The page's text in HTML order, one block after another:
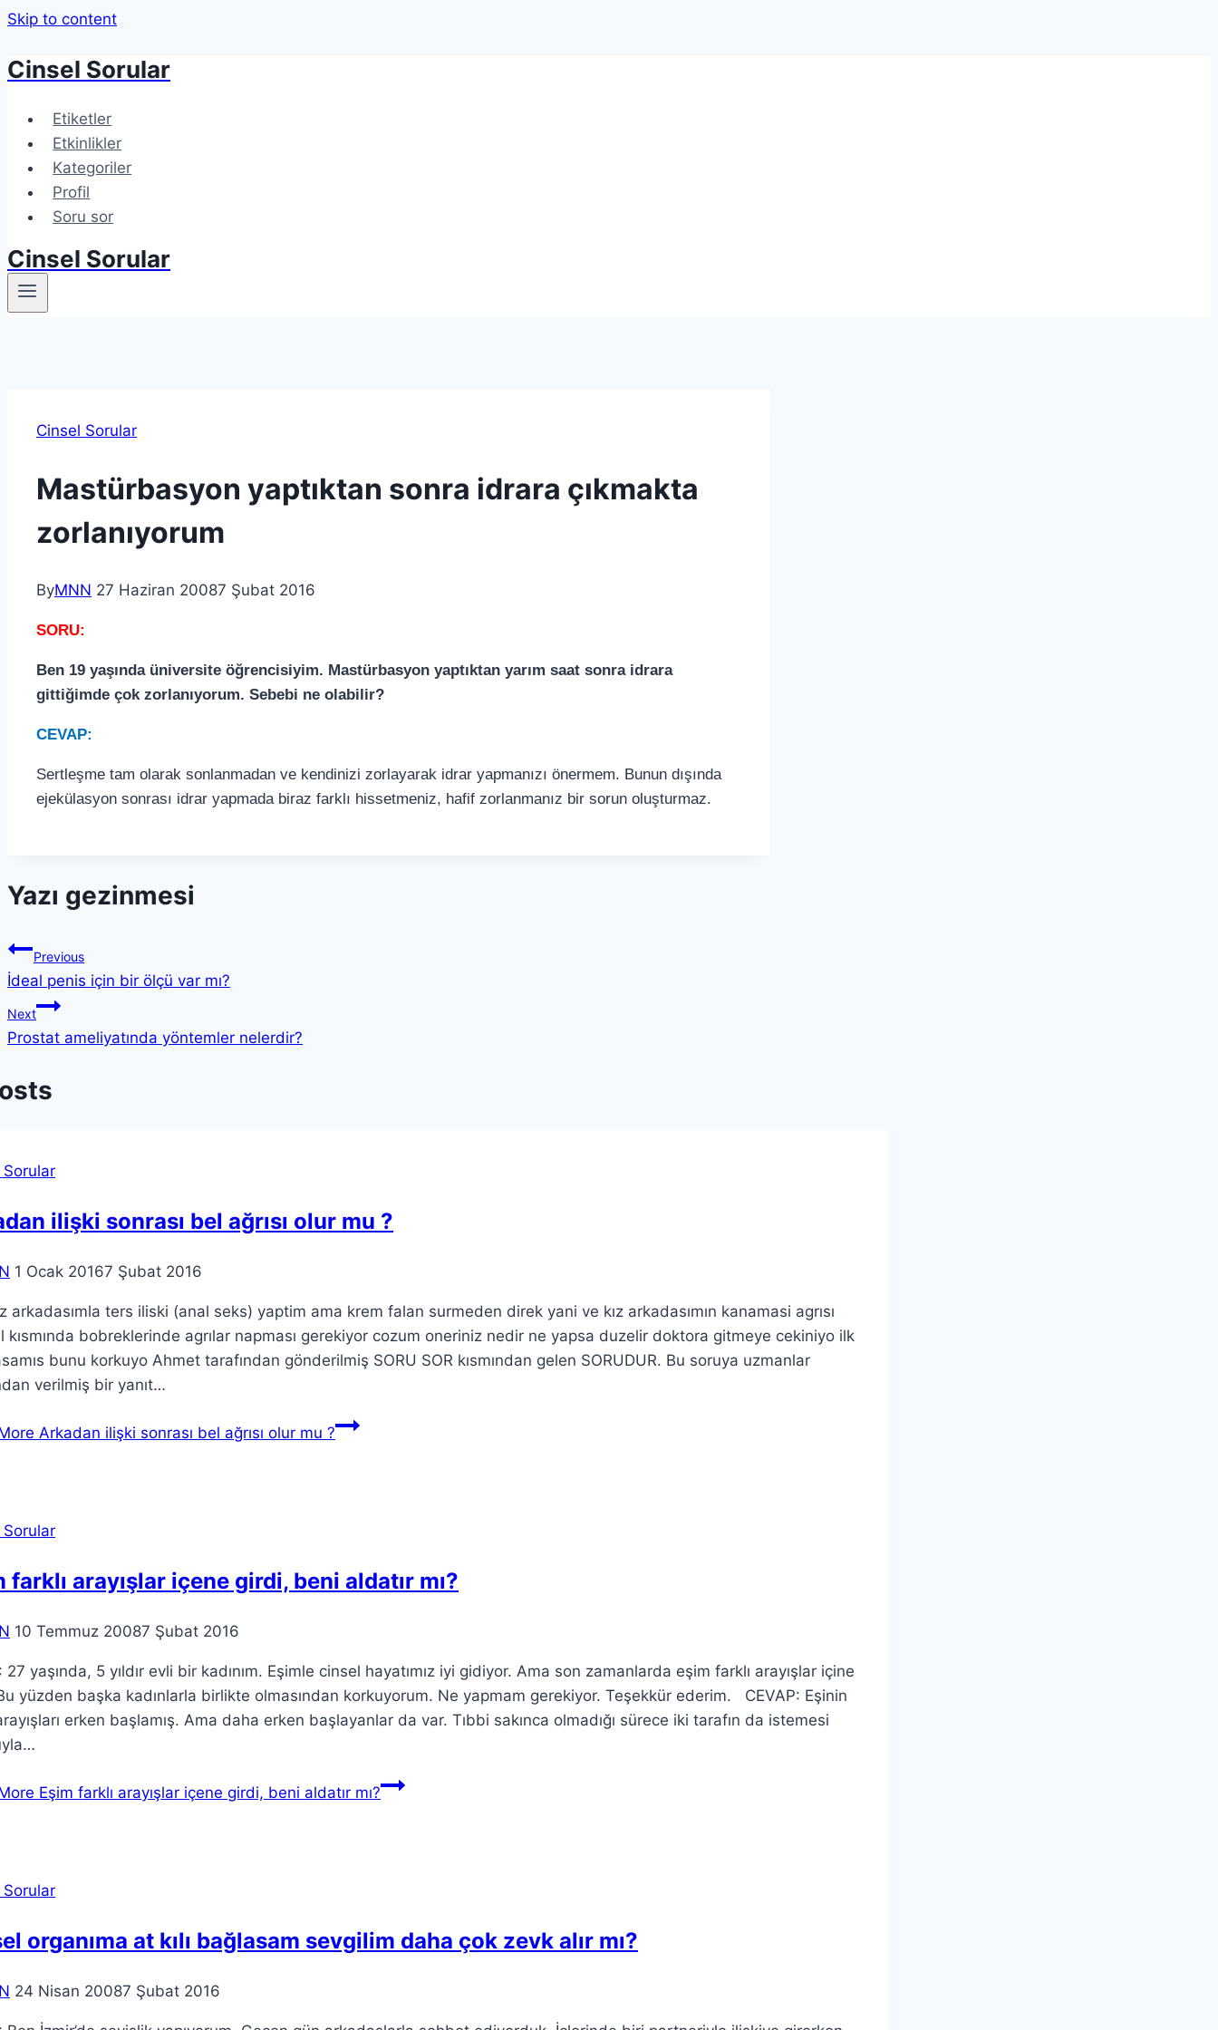
Skip to content
Cinsel Sorular
Etiketler
Etkinlikler
Kategoriler
Profil
Soru sor
Cinsel Sorular
Cinsel Sorular
Mastürbasyon yaptıktan sonra idrara çıkmakta
zorlanıyorum
ByMNN 27 Haziran 20087 Şubat 2016
SORU:
Ben 19 yaşında üniversite öğrencisiyim. Mastürbasyon yaptıktan yarım saat sonra idrara
gittiğimde çok zorlanıyorum. Sebebi ne olabilir?
CEVAP:
Sertleşme tam olarak sonlanmadan ve kendinizi zorlayarak idrar yapmanızı önermem. Bunun dışında
ejekülasyon sonrası idrar yapmada biraz farklı hissetmeniz, hafif zorlanmanız bir sorun oluşturmaz.
Yazı gezinmesi
Previous
İdeal penis için bir ölçü var mı?
Next
Prostat ameliyatında yöntemler nelerdir?
ilişki sonrası bel ağrısı olur mu ?
1 Ocak 20167 Şubat 2016
arkadasımla ters iliski (anal seks) yaptim ama krem falan surmeden direk yani ve kız arkadasımın kanamasi agrısı
kısmında bobreklerinde agrılar napması gerekiyor cozum oneriniz nedir ne yapsa duzelir doktora gitmeye cekiniyo ilk
bunu korkuyo Ahmet tarafından gönderilmiş SORU SOR kısmından gelen SORUDUR. Bu soruya uzmanlar
verilmiş bir yanıt…
Arkadan ilişki sonrası bel ağrısı olur mu ?
farklı arayışlar içene girdi, beni aldatır mı?
10 Temmuz 20087 Şubat 2016
27 yaşında, 5 yıldır evli bir kadınım. Eşimle cinsel hayatımız iyi gidiyor. Ama son zamanlarda eşim farklı arayışlar içine
yüzden başka kadınlarla birlikte olmasından korkuyorum. Ne yapmam gerekiyor. Teşekkür ederim. CEVAP: Eşinin
erken başlamış. Ama daha erken başlayanlar da var. Tıbbi sakınca olmadığı sürece iki tarafın da istemesi
Eşim farklı arayışlar içene girdi, beni aldatır mı?
organıma at kılı bağlasam sevgilim daha çok zevk alır mı?
24 Nisan 20087 Şubat 2016